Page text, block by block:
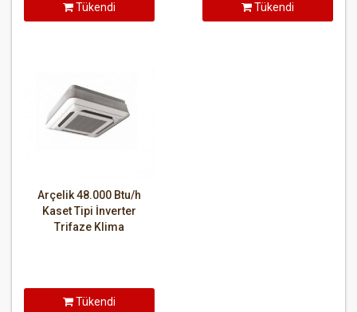
Tükendi Tükendi
Arçelik 48.000 Btu/h
Kaset Tipi İnverter
Trifaze Klima
Tükendi